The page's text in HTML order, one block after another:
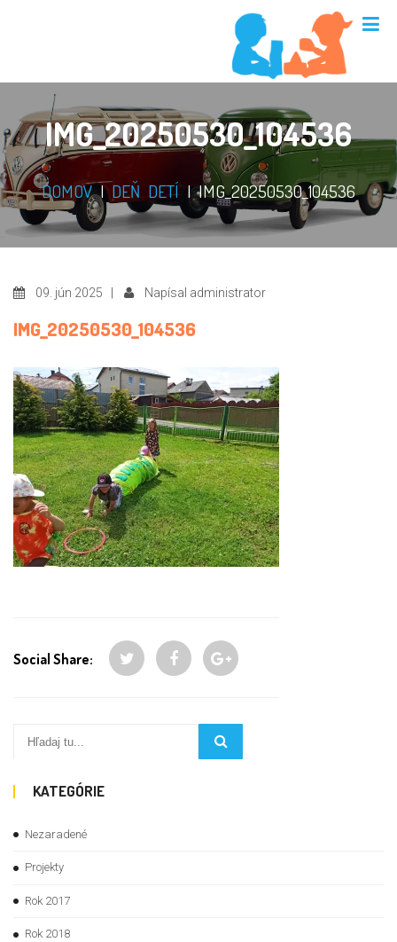
IMG_20250530_104536
DOMOV|DEŇ DETÍ|IMG_20250530_104536
09. jún 2025 | Napísal administrator
IMG_20250530_104536
Social Share:
KATEGÓRIE
Nezaradené
Projekty
Rok 2017
Rok 2018